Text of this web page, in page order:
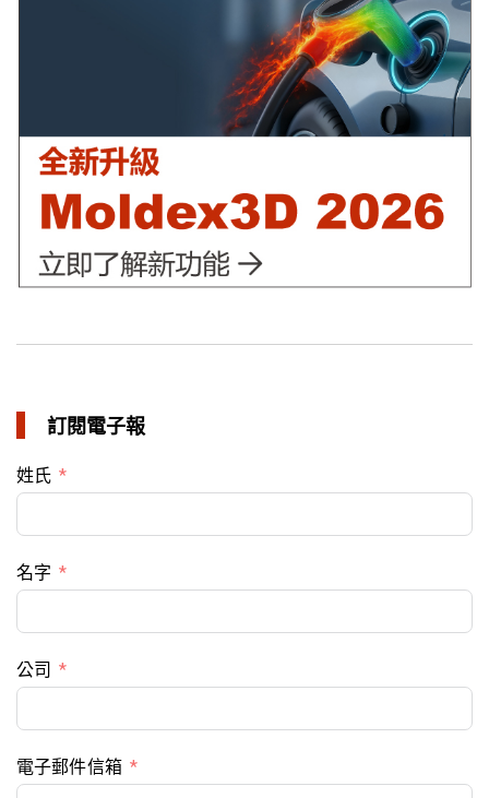
異型水路可行性驗證 縮短USB外殼生產週期
訂閱電子報
姓氏
名字
公司
電子郵件信箱